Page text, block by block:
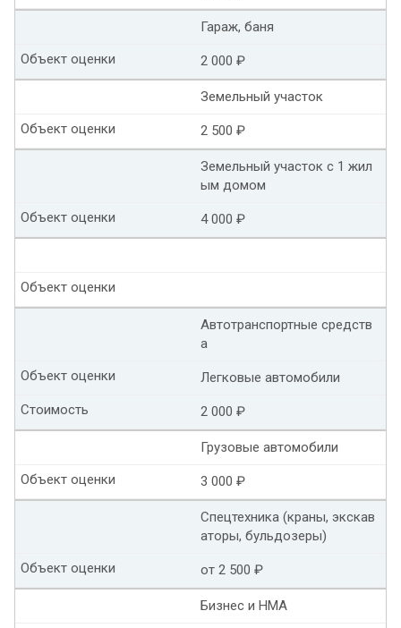
Гараж, баня
2 000 ₽
Объект оценки
Земельный участок
2 500 ₽
Объект оценки
Земельный участок с 1 жил
ым домом
4 000 ₽
Объект оценки
Объект оценки
Автотранспортные средств
а
Легковые автомобили
Объект оценки
2 000 ₽
Стоимость
Грузовые автомобили
3 000 ₽
Объект оценки
Спецтехника (краны, экскав
аторы, бульдозеры)
от 2 500 ₽
Объект оценки
Бизнес и НМА